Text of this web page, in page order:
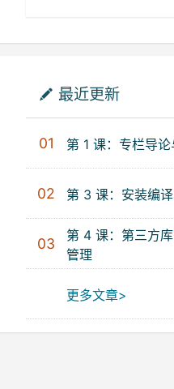
最近更新
01 第 1 课：专栏导
02 第 3 课：安装编
03
第 4 课：第三方
管理
更多文章>